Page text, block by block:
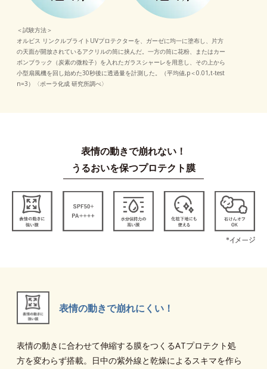
＜試験方法＞
オルビス リンクルブライトUVプロテクターを、ガーゼに均一に塗布し、片方
の天面が開放されているアクリルの筒に挟んだ。一方の筒に花粉、またはカー
ボンブラック（炭素の微粒子）を入れたガラスシャーレを用意し、その上から
小型扇風機を回し始めた30秒後に透過量を計測した。（平均値,p＜0.01,t-test
n=3）〈ポーラ化成 研究所調べ〉
表情の動きで崩れない！
うるおいを保つプロテクト膜
表情の動きで崩れにくい！
表情の動きに合わせて伸縮する膜をつくるATプロテクト処
方を変わらず搭載。日中の紫外線と乾燥によるスキマを作ら